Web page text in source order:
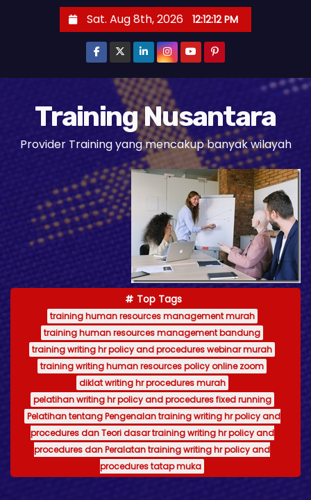
t
Sat. Aug 8th, 2026 12:12:13 PM
Training Nusantara
Provider Training yang mencakup banyak wilayah
Top Tags
training human resources management murah
training human resources management bandung
training writing hr policy and procedures webinar murah
training writing human resources policy online zoom
diklat writing hr procedures murah
pelatihan writing hr policy and procedures fixed running
Pelatihan tentang Pengenalan training writing hr policy and
procedures dan Teori dasar training writing hr policy and
procedures dan Peralatan training writing hr policy and
procedures tatap muka